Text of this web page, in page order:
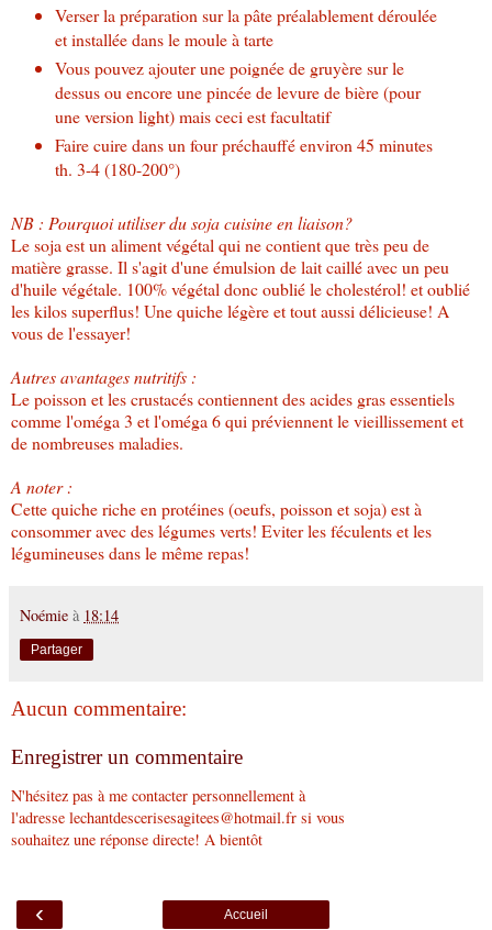
Verser la préparation sur la pâte préalablement déroulée
et installée dans le moule à tarte
Vous pouvez ajouter une poignée de gruyère sur le
dessus ou encore une pincée de levure de bière (pour
une version light) mais ceci est facultatif
Faire cuire dans un four préchauffé environ 45 minutes
th. 3-4 (180-200°)
NB : Pourquoi utiliser du soja cuisine en liaison?
Le soja est un aliment végétal qui ne contient que très peu de
matière grasse. Il s'agit d'une émulsion de lait caillé avec un peu
d'huile végétale. 100% végétal donc oublié le cholestérol! et oublié
les kilos superflus! Une quiche légère et tout aussi délicieuse! A
vous de l'essayer!
Autres avantages nutritifs :
Le poisson et les crustacés contiennent des acides gras essentiels
comme l'oméga 3 et l'oméga 6 qui préviennent le vieillissement et
de nombreuses maladies.
A noter :
Cette quiche riche en protéines (oeufs, poisson et soja) est à
consommer avec des légumes verts! Eviter les féculents et les
légumineuses dans le même repas!
Noémie à 18:14
Partager
Aucun commentaire:
Enregistrer un commentaire
N'hésitez pas à me contacter personnellement à
l'adresse lechantdescerisesagitees@hotmail.fr si vous
souhaitez une réponse directe! A bientôt
‹ Accueil